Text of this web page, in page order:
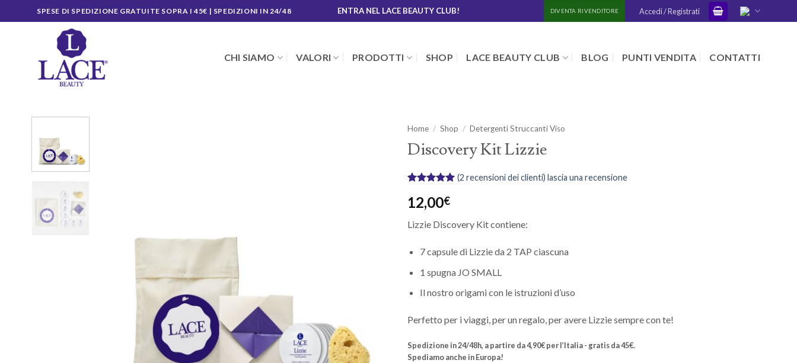
ai
SPESE DI SPEDIZIONE GRATUITE SOPRA I 45€ | SPEDIZIONI IN 24/48 ENTRA NEL LACE BEAUTY CLUB! DIVENTA RIVENDITORE Accedi / Registrati
CHI SIAMO VALORI PRODOTTI SHOP LACE BEAUTY CLUB BLOG PUNTI VENDITA CONTATTI
Home / Shop / Detergenti Struccanti Viso
Discovery Kit Lizzie
su 5 su
base di
recensioni
(2 recensioni dei clienti) lascia una recensione
12,00€
Lizzie Discovery Kit contiene:
7 capsule di Lizzie da 2 TAP ciascuna
1 spugna JO SMALL
Il nostro origami con le istruzioni d’uso
Perfetto per i viaggi, per un regalo, per avere Lizzie sempre con te!
Spedizione in 24/48h, a partire da 4,90€ per l’Italia - gratis da 45€.
Spediamo anche in Europa!